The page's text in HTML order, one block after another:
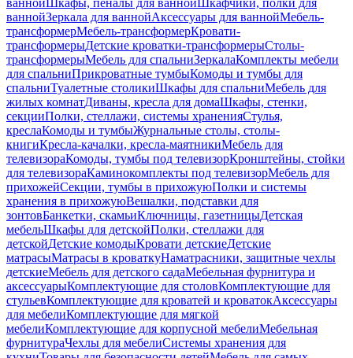
ваннойШкафы, пеналы для ваннойШкафчики, полки для
ваннойЗеркала для ваннойАксессуары для ваннойМебель-
трансформерМебель-трансформерКровати-
трансформерыДетские кроватки-трансформерыСтолы-
трансформерыМебель для спальниЗеркалаКомплекты мебели
для спальниПрикроватные тумбыКомоды и тумбы для
спальниТуалетные столикиШкафы для спальниМебель для
жилых комнатДиваны, кресла для домаШкафы, стенки,
секцииПолки, стеллажи, системы храненияСтулья,
креслаКомоды и тумбыЖурнальные столы, столы-
книгиКресла-качалки, кресла-маятникиМебель для
телевизораКомоды, тумбы под телевизорКронштейны, стойки
для телевизораКаминокомплекты под телевизорМебель для
прихожейСекции, тумбы в прихожуюПолки и системы
хранения в прихожуюВешалки, подставки для
зонтовБанкетки, скамьиКлючницы, газетницыДетская
мебельШкафы для детскойПолки, стеллажи для
детскойДетские комодыКровати детскиеДетские
матрасыМатрасы в кроваткуНаматрасники, защитные чехлы
детскиеМебель для детского садаМебельная фурнитура и
аксессуарыКомплектующие для столовКомплектующие для
стульевКомплектующие для кроватей и кроватокАксессуары
для мебелиКомплектующие для мягкой
мебелиКомплектующие для корпусной мебелиМебельная
фурнитураЧехлы для мебелиСистемы хранения для